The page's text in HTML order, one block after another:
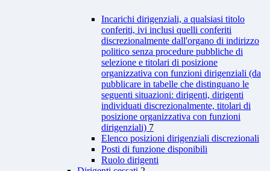
Incarichi dirigenziali, a qualsiasi titolo
conferiti, ivi inclusi quelli conferiti
discrezionalmente dall'organo di indirizzo
politico senza procedure pubbliche di
selezione e titolari di posizione
organizzativa con funzioni dirigenziali (da
pubblicare in tabelle che distinguano le
seguenti situazioni: dirigenti, dirigenti
individuati discrezionalmente, titolari di
posizione organizzativa con funzioni
dirigenziali) 7
Elenco posizioni dirigenziali discrezionali
Posti di funzione disponibili
Ruolo dirigenti